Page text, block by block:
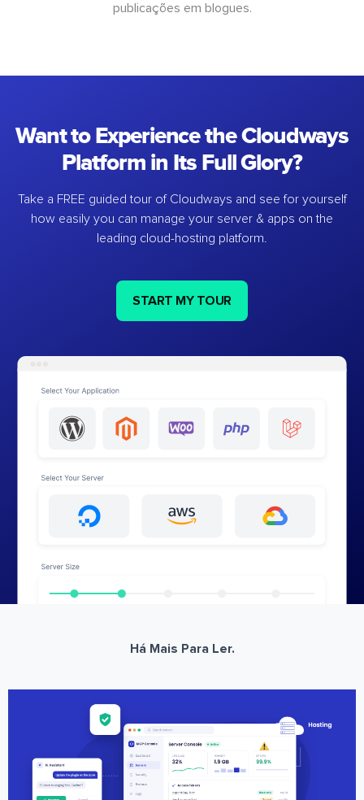
publicações em blogues.
Want to Experience the Cloudways
Platform in Its Full Glory?
Take a FREE guided tour of Cloudways and see for yourself
how easily you can manage your server & apps on the
leading cloud-hosting platform.
START MY TOUR
Há Mais Para Ler.